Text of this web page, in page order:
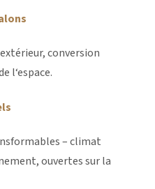
conversion
l‘espace.
– climat
ouvertes sur la